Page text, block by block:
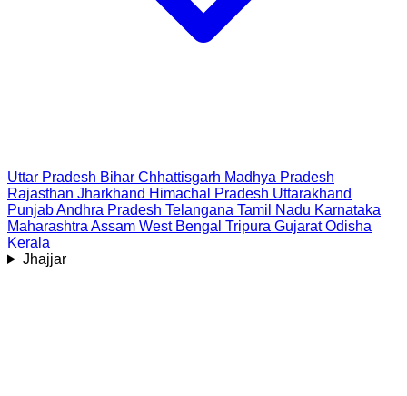
Uttar Pradesh Bihar Chhattisgarh Madhya Pradesh
Rajasthan Jharkhand Himachal Pradesh Uttarakhand
PunjabAndhra Pradesh Telangana Tamil Nadu Karnataka
Maharashtra Assam West Bengal Tripura Gujarat Odisha
Kerala
Jhajjar